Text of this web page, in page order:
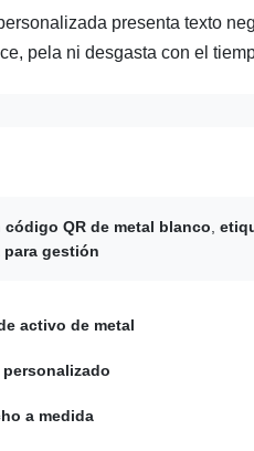
presenta texto
pela ni desgasta con el
QR de metal blanco
para gestión
activo de metal
a medida